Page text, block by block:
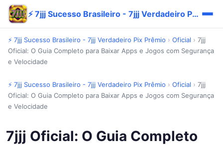
⚡ 7jjj Sucesso Brasileiro - 7jjj Verdadeiro Pix Prêmio
⚡ 7jjj Sucesso Brasileiro - 7jjj Verdadeiro Pix Prêmio › Oficial › 7jjj
Oficial: O Guia Completo para Baixar Apps e Jogos com Segurança
e Velocidade
⚡ 7jjj Sucesso Brasileiro - 7jjj Verdadeiro Pix Prêmio › Oficial › 7jjj
Oficial: O Guia Completo para Baixar Apps e Jogos com Segurança
e Velocidade
7jjj Oficial: O Guia Completo